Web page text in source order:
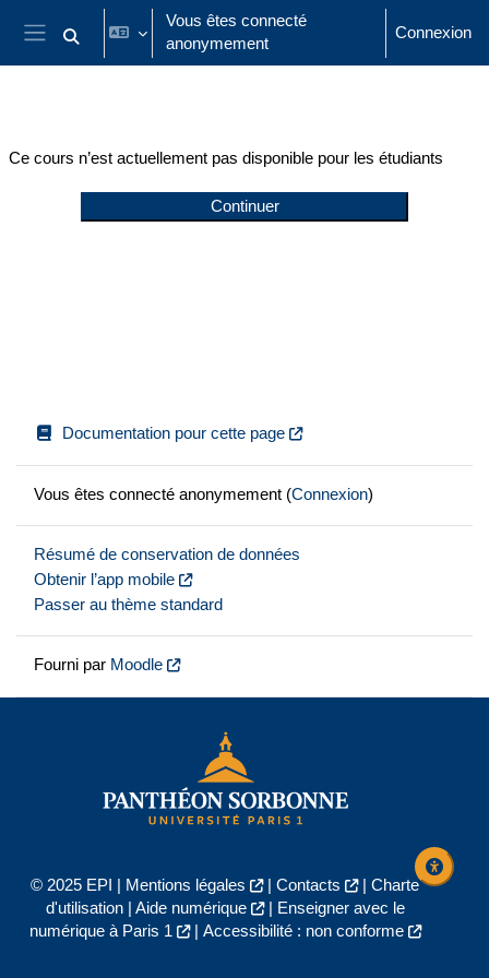
Passer au contenu principal
Panneau latéral
Activer/désactiver la saisie de recherche
Vous êtes connecté
anonymement
Connexion
Ce cours n’est actuellement pas disponible pour les étudiants
Continuer
Documentation pour cette page
Vous êtes connecté anonymement (Connexion)
Résumé de conservation de données
Obtenir l’app mobile
Passer au thème standard
Fourni par Moodle
© 2025 EPI | Mentions légales | Contacts | Charte
d'utilisation| Aide numérique |
Enseigner avec le
numérique à Paris 1
| Accessibilité : non conforme